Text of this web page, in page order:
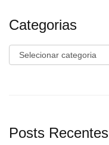
Categorias
Categorias
Posts Recentes